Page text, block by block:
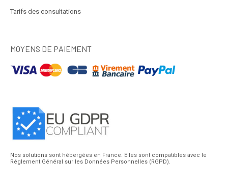
Tarifs des consultations
MOYENS DE PAIEMENT
Nos solutions sont hébergées en France. Elles sont compatibles avec le
Réglement Général sur les Données Personnelles (RGPD).